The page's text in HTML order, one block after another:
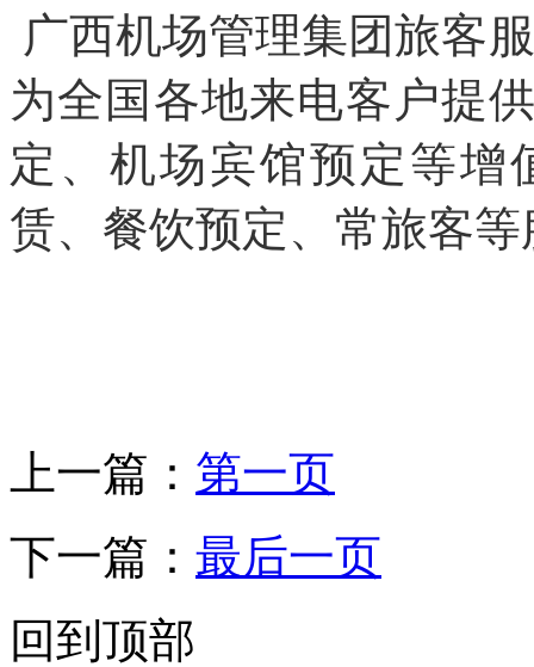
广西机场管理集团旅客
为全国各地来电客户提
定、机场宾馆预定等增
赁、餐饮预定、常旅客等
上一篇： 第一页
下一篇： 最后一页
回到顶部